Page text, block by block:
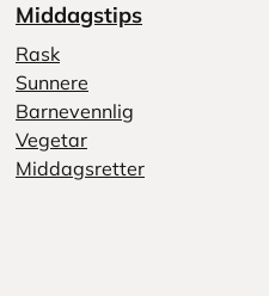
Middagstips
Rask
Sunnere
Barnevennlig
Vegetar
Middagsretter